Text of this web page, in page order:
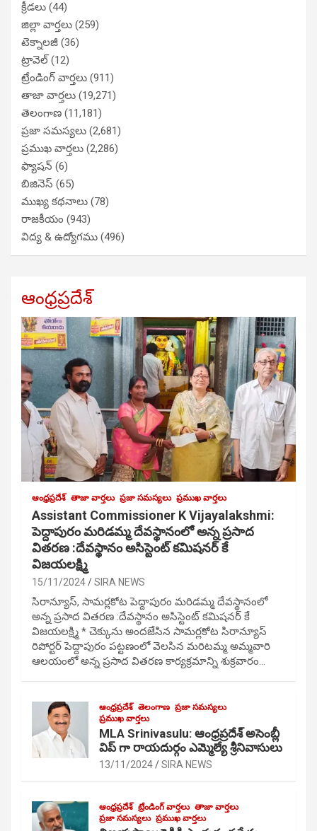
క్రీడలు (44)
జిల్లా వార్తలు (259)
టెక్నాలజీ (36)
ట్రావెల్(12)
ట్రేండింగ్ వార్తలు (911)
తాజా వార్తలు (19,271)
తెలంగాణ (11,181)
ప్రజా సమస్యలు (2,681)
ప్రముఖ వార్తలు (2,286)
ఫ్యాషన్ (6)
బిజినెస్ (65)
ముఖ్య కథనాలు (78)
రాజకీయం (943)
విద్య & ఉద్యోగము (496)
ఆంధ్రప్రదేశ్
ఆంధ్రప్రదేశ్ తాజా వార్తలు ప్రజా సమస్యలు ప్రముఖ వార్తలు
Assistant Commissioner K Vijayalakshmi:
పెద్దాపురం మరిడమ్మ దేవస్థానంలో అన్న ప్రసాద
వితరణ :దేవస్థానం అసిస్టెంట్ కమిషనర్ కే
విజయలక్ష్మి
15/11/2024 SIRA NEWS
సిరాన్యూస్, సామర్లకోట పెద్దాపురం మరిడమ్మ దేవస్థానంలో
అన్న ప్రసాద వితరణ :దేవస్థానం అసిస్టెంట్ కమిషనర్ కే
విజయలక్ష్మి * చెక్కును అందజేసిన సామర్లకోట సిరాన్యూస్
రిపోర్టర్ పెద్దాపురం పట్టణంలో వెలసిన మరిటమ్మ అమ్మవారి
ఆలయంలో అన్న ప్రసాద వితరణ కార్యక్రమాన్ని శుక్రవారం…
ఆంధ్రప్రదేశ్ తెలంగాణ ప్రజా సమస్యలు
ప్రముఖ వార్తలు
MLA Srinivasulu: ఆంధ్రప్రదేశ్ అసెంబ్లీ
విప్ గా రాయదుర్గం ఎమ్మెల్యే శ్రీనివాసులు
13/11/2024 SIRA NEWS
ఆంధ్రప్రదేశ్ ట్రేండింగ్ వార్తలు తాజా వార్తలు
ప్రజా సమస్యలు ప్రముఖ వార్తలు